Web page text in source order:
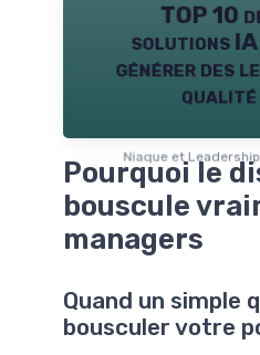
TOP 10
solutions IA
générer des
qualité
Niaque et
Pourquoi le
bouscule
managers
Quand un simple
bousculer votre